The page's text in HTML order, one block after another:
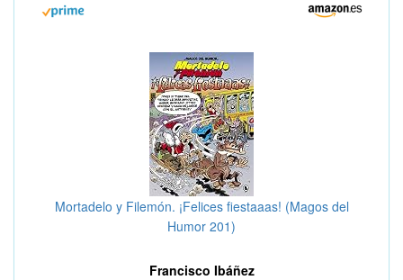
Mortadelo y Filemón. ¡Felices fiestaaas! (Magos del
Humor 201)
Francisco Ibáñez